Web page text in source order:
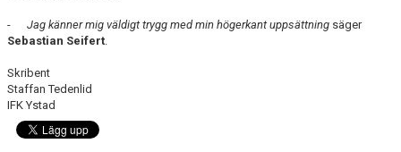
- Jag känner mig väldigt trygg med min högerkant uppsättning säger
Sebastian Seifert
Skribent
Staffan Tedenlid
IFK Ystad